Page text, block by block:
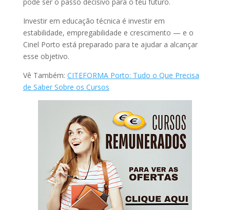
Investir em educação técnica é investir em
estabilidade, empregabilidade e crescimento — e o
Cinel Porto está preparado para te ajudar a alcançar
esse objetivo.
Vê Também: CITEFORMA Porto: Tudo o Que Precisa
de Saber Sobre os Cursos